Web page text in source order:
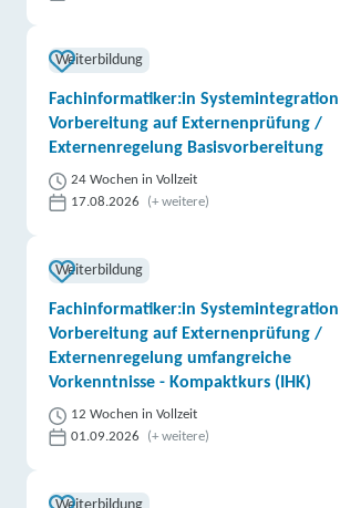
Weiterbildung
Fachinformatiker:in
Vorbereitung auf Externenprüfung /
Externenregelung Basisvorbereitung
24 Wochen in Vollzeit
17.08.2026
(+ weitere)
Weiterbildung
Fachinformatiker:in
Vorbereitung auf Externenprüfung /
Externenregelung umfangreiche
Vorkenntnisse - Kompaktkurs (IHK)
12 Wochen in Vollzeit
01.09.2026
(+ weitere)